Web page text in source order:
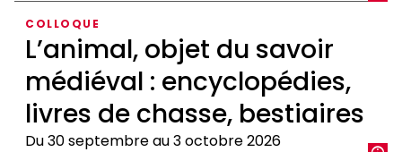
L’animal, objet du savoir
médiéval : encyclopédies,
livres de chasse, bestiaires
Du 30 septembre au 3 octobre 2026
COLLOQUE